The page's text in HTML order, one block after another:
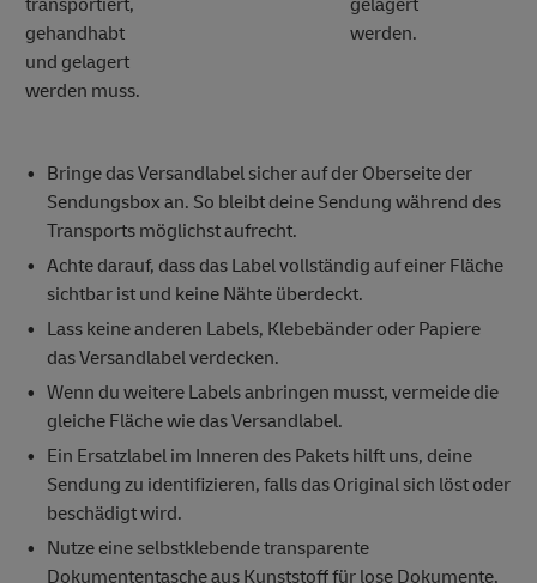
gehandhabt
und gelagert
werden muss.
werden.
Bringe das Versandlabel sicher auf der Oberseite der
Sendungsbox an. So bleibt deine Sendung während des
Transports möglichst aufrecht.
Achte darauf, dass das Label vollständig auf einer Fläche
sichtbar ist und keine Nähte überdeckt.
Lass keine anderen Labels, Klebebänder oder Papiere
das Versandlabel verdecken.
Wenn du weitere Labels anbringen musst, vermeide die
gleiche Fläche wie das Versandlabel.
Ein Ersatzlabel im Inneren des Pakets hilft uns, deine
Sendung zu identifizieren, falls das Original sich löst oder
beschädigt wird.
Nutze eine selbstklebende transparente
Dokumententasche aus Kunststoff für lose Dokumente,